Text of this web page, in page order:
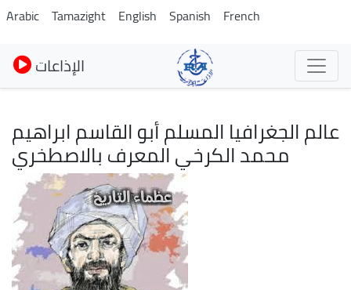
Skip
to
main
content
Arabic Tamazight English Spanish French
الإذاعات
عالم الجغرافيا المسلم أبو القاسم ابراهيم
محمد الكرخي المعرف بالاصطخري